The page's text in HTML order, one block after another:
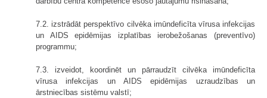
7.2. izstrādāt perspektīvo cilvēka imūndeficīta vīrusa infekcijas
un AIDS epidēmijas izplatības ierobežošanas (preventīvo)
programmu;
7.3. izveidot, koordinēt un pārraudzīt cilvēka imūndeficīta
vīrusa infekcijas un AIDS epidēmijas uzraudzības un
ārstniecības sistēmu valstī;